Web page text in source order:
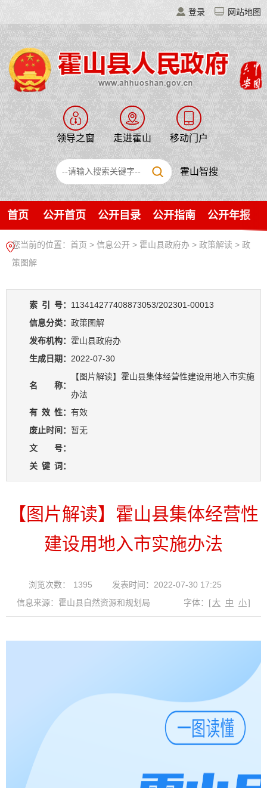
登录 网站地图
领导之窗 走进霍山 移动门户
霍山智搜
首页 公开首页 公开目录 公开指南 公开年报
您当前的位置： 首页 > 信息公开 > 霍山县政府办 > 政策解读 > 政
策图解
索 引 号： 113414277408873053/202301-00013
信息分类： 政策图解
发布机构： 霍山县政府办
生成日期： 2022-07-30
名 称：
【图片解读】霍山县集体经营性建设用地入市实施
办法
有 效 性： 有效
废止时间： 暂无
文 号：
关 键 词：
【图片解读】霍山县集体经营性
建设用地入市实施办法
浏览次数： 1395
发表时间：2022-07-30 17:25
信息来源：霍山县自然资源和规划局
字体： [大 中 小]